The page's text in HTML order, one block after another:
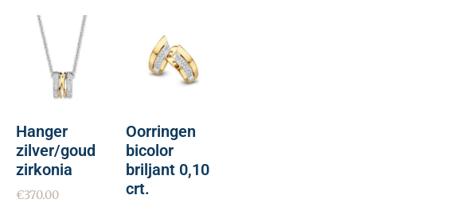
Hanger
zilver/goud
zirkonia
€370.00
Oorringen
bicolor
briljant 0,10
crt.